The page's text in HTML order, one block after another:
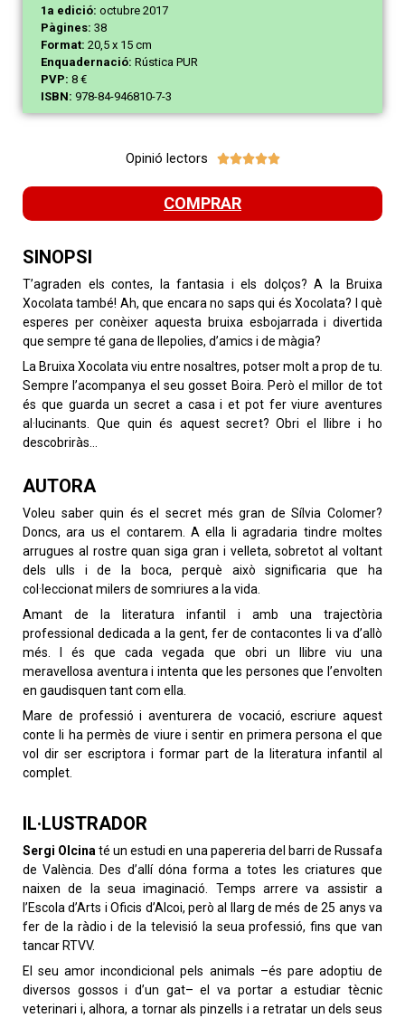
1a edició: octubre 2017
Pàgines: 38
Format: 20,5 x 15 cm
Enquadernació: Rústica PUR
PVP: 8 €
ISBN: 978-84-946810-7-3
Opinió lectors 
COMPRAR
SINOPSI
T’agraden els contes, la fantasia i els dolços? A la Bruixa
Xocolata també! Ah, que encara no saps qui és Xocolata? I què
esperes per conèixer aquesta bruixa esbojarrada i divertida
que sempre té gana de llepolies, d’amics i de màgia?
La Bruixa Xocolata viu entre nosaltres, potser molt a prop de tu.
Sempre l’acompanya el seu gosset Boira. Però el millor de tot
és que guarda un secret a casa i et pot fer viure aventures
al·lucinants. Que quin és aquest secret? Obri el llibre i ho
descobriràs…
AUTORA
Voleu saber quin és el secret més gran de Sílvia Colomer?
Doncs, ara us el contarem. A ella li agradaria tindre moltes
arrugues al rostre quan siga gran i velleta, sobretot al voltant
dels ulls i de la boca, perquè això significaria que ha
col·leccionat milers de somriures a la vida.
Amant de la literatura infantil i amb una trajectòria
professional dedicada a la gent, fer de contacontes li va d’allò
més. I és que cada vegada que obri un llibre viu una
meravellosa aventura i intenta que les persones que l’envolten
en gaudisquen tant com ella.
Mare de professió i aventurera de vocació, escriure aquest
conte li ha permès de viure i sentir en primera persona el que
vol dir ser escriptora i formar part de la literatura infantil al
complet.
IL·LUSTRADOR
Sergi Olcina té un estudi en una papereria del barri de Russafa
de València. Des d’allí dóna forma a totes les criatures que
naixen de la seua imaginació. Temps arrere va assistir a
l’Escola d’Arts i Oficis d’Alcoi, però al llarg de més de 25 anys va
fer de la ràdio i de la televisió la seua professió, fins que van
tancar RTVV.
El seu amor incondicional pels animals –és pare adoptiu de
diversos gossos i d’un gat– el va portar a estudiar tècnic
veterinari i, alhora, a tornar als pinzells i a retratar un dels seus